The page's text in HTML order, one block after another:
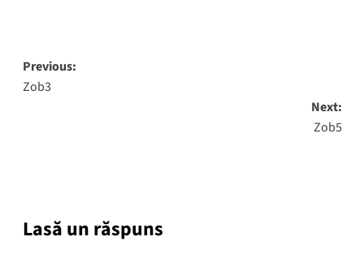
Post
navigation
Previous:
Zob3
Next:
Zob5
Lasă un răspuns